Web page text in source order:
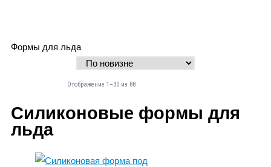
Формы для льда
Отображение 1–30 из 88
Силиконовые формы для
льда